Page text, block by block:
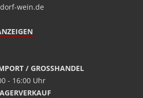
wein.de
/ GROSSHANDEL
- 16:00 Uhr